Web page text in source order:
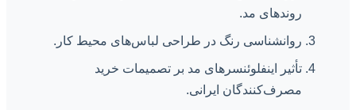
روندهای مد.
روانشناسی رنگ در طراحی لباس‌های محیط کار.
تأثیر اینفلوئنسرهای مد بر تصمیمات خرید
مصرف‌کنندگان ایرانی.